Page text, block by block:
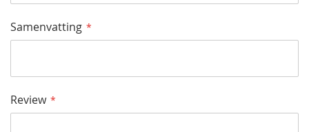
Samenvatting
Review